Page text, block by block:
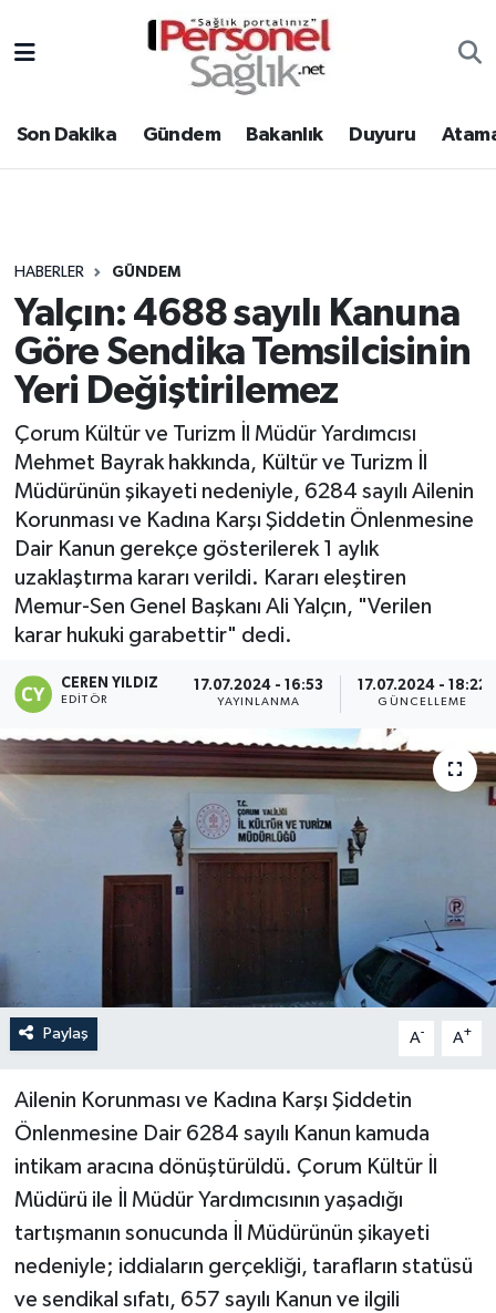
Son Dakika Gündem Bakanlık Duyuru
HABERLER GÜNDEM
Yalçın: 4688 sayılı Kanuna
Göre Sendika Temsilcisinin
Yeri Değiştirilemez
Çorum Kültür ve Turizm İl Müdür Yardımcısı
Mehmet Bayrak hakkında, Kültür ve Turizm İl
Müdürünün şikayeti nedeniyle, 6284 sayılı Ailenin
Korunması ve Kadına Karşı Şiddetin Önlenmesine
Dair Kanun gerekçe gösterilerek 1 aylık
uzaklaştırma kararı verildi. Kararı eleştiren
Memur-Sen Genel Başkanı Ali Yalçın, "Verilen
karar hukuki garabettir" dedi.
CEREN YILDIZ
EDITÖR
17.07.2024 - 16:53
YAYINLANMA
17.07.2024 - 18:22
GÜNCELLEME
Paylaş A- A+
Ailenin Korunması ve Kadına Karşı Şiddetin
Önlenmesine Dair 6284 sayılı Kanun kamuda
intikam aracına dönüştürüldü. Çorum Kültür İl
Müdürü ile İl Müdür Yardımcısının yaşadığı
tartışmanın sonucunda İl Müdürünün şikayeti
nedeniyle; iddiaların gerçekliği, tarafların statüsü
ve sendikal sıfatı, 657 sayılı Kanun ve ilgili
Gündem
Atamalar
Mevzuat
Sendika
Kpss - Sınav
Nöbetçi Eczaneler
Hava Durumu
Tüm Manşetler
Son Dakika Haberleri
Haber Arşivi